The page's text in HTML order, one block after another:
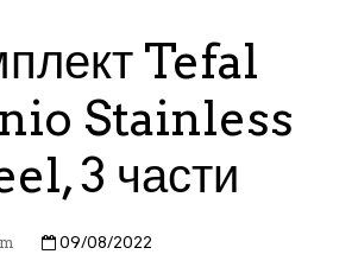
Tefal
Stainless
3 части
09/08/2022